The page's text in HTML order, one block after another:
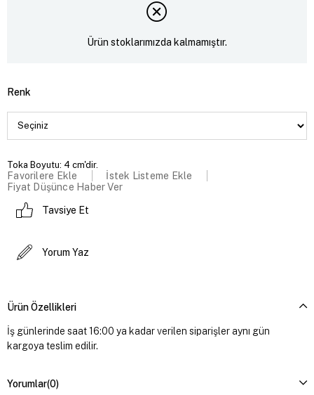
Ürün stoklarımızda kalmamıştır.
Renk
Toka Boyutu: 4 cm'dir.
Favorilere Ekle
İstek Listeme Ekle
Fiyat Düşünce Haber Ver
Tavsiye Et
Yorum Yaz
Ürün Özellikleri
İş günlerinde saat 16:00 ya kadar verilen siparişler aynı gün
kargoya teslim edilir.
Yorumlar(0)